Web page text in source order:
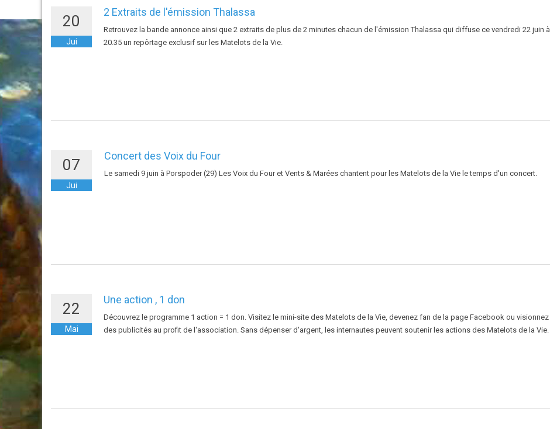
20
Jui
2 Extraits de l'émission Thalassa
Retrouvez la bande annonce ainsi que 2 extraits de plus de 2 minutes chacun de l'émission Thalassa qui diffuse ce vendredi 22 juin à
20.35 un repôrtage exclusif sur les Matelots de la Vie.
07
Jui
Concert des Voix du Four
Le samedi 9 juin à Porspoder (29) Les Voix du Four et Vents & Marées chantent pour les Matelots de la Vie le temps d'un concert.
22
Mai
Une action , 1 don
Découvrez le programme 1 action = 1 don. Visitez le mini-site des Matelots de la Vie, devenez fan de la page Facebook ou visionnez
des publicités au profit de l'association. Sans dépenser d'argent, les internautes peuvent soutenir les actions des Matelots de la Vie.